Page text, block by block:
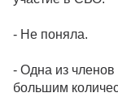
- Не поняла.
- Одна из
большим